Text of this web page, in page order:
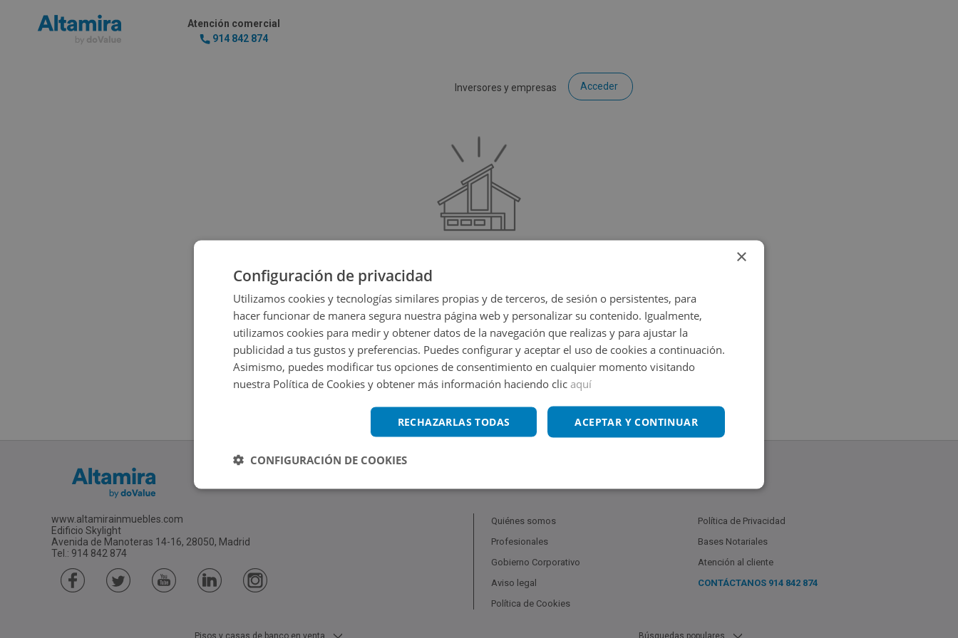
Atención comercial
914 842 874
Inversores y empresas Acceder
Vaya, parece que el inmueble que estás buscando ya no está disponible, pero tenemos
muchas más opciones...
www.altamirainmuebles.com
Edificio Skylight
Avenida de Manoteras 14-16, 28050, Madrid
Tel.: 914 842 874
Quiénes somos
Profesionales
Gobierno Corporativo
Aviso legal
Política de Cookies
Política de Privacidad
Bases Notariales
Atención al cliente
CONTÁCTANOS 914 842 874
Pisos y casas de banco en venta Búsquedas populares
×
Configuración de privacidad
Utilizamos cookies y tecnologías similares propias y de terceros, de sesión o persistentes, para
hacer funcionar de manera segura nuestra página web y personalizar su contenido. Igualmente,
utilizamos cookies para medir y obtener datos de la navegación que realizas y para ajustar la
publicidad a tus gustos y preferencias. Puedes configurar y aceptar el uso de cookies a continuación.
Asimismo, puedes modificar tus opciones de consentimiento en cualquier momento visitando
nuestra Política de Cookies y obtener más información haciendo clic aquí
ACEPTAR Y CONTINUAR
RECHAZARLAS TODAS
CONFIGURACIÓN DE COOKIES